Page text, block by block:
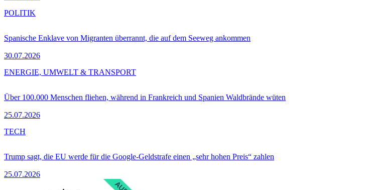
Spanische Enklave von Migranten überrannt, die auf dem Seeweg ankommen
30.07.2026
POLITIK
Über 100.000 Menschen fliehen, während in Frankreich und Spanien Waldbrände wüten
25.07.2026
ENERGIE, UMWELT & TRANSPORT
Trump sagt, die EU werde für die Google-Geldstrafe einen „sehr hohen Preis“ zahlen
25.07.2026
TECH